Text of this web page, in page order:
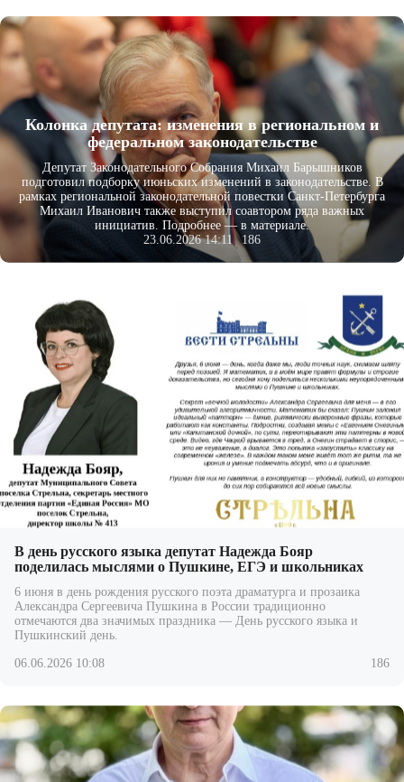
Колонка депутата: изменения в региональном и
федеральном законодательстве
Депутат Законодательного Собрания Михаил Барышников
подготовил подборку июньских изменений в законодательстве. В
рамках региональной законодательной повестки Санкт-Петербурга
Михаил Иванович также выступил соавтором ряда важных
инициатив. Подробнее — в материале.
23.06.2026 14:11
186
В день русского языка депутат Надежда Бояр
поделилась мыслями о Пушкине, ЕГЭ и школьниках
6 июня в день рождения русского поэта драматурга и прозаика
Александра Сергеевича Пушкина в России традиционно
отмечаются два значимых праздника — День русского языка и
Пушкинский день.
06.06.2026 10:08 186